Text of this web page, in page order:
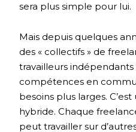
sera plus simple pour lui.
Mais depuis quelques
des « collectifs » de
travailleurs
compétences en
besoins plus larges.
hybride. Chaque
peut travailler sur